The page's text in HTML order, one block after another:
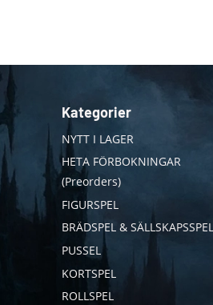
Kategorier
NYTT I LAGER
HETA FÖRBOKNINGAR
(Preorders)
FIGURSPEL
BRÄDSPEL & SÄLLSKAPSSPEL
PUSSEL
KORTSPEL
ROLLSPEL